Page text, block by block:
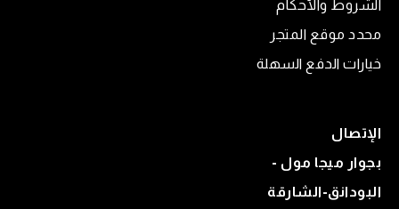
الشروط والأحكام
محدد موقع المتجر
خيارات الدفع السهلة
الإتصال
بجوار ميجا مول -
البودانق-الشارقة